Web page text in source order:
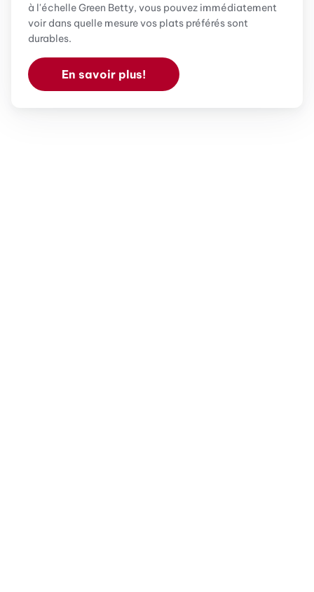
à l'échelle Green Betty, vous pouvez immédiatement
voir dans quelle mesure vos plats préférés sont
durables.
En savoir plus!